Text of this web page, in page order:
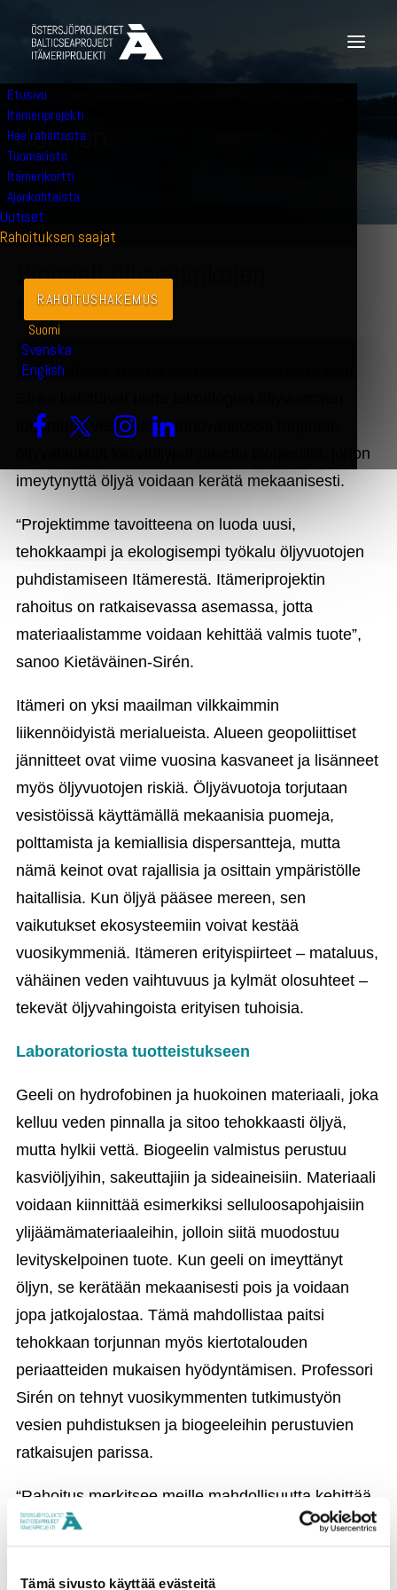
Tämä sivusto käyttää evästeitä
Etusivu
Itämeriprojekti
Hae rahoitusta
Tuomaristo
Itämerikortti
Ajankohtaista
Uutiset
Rahoituksen saajat
RAHOITUSHAKEMUS
Suomi
Svenska
English
4.9.2025
Uutine
Biogeeli öljyvahinkojen
torjuntaan
Tutkijatohtorit
torjuntaan vesistöistä. Innovaatiossa torjutaan
öljyvahinkoja kasviöljypohjaisella biogeelillä, johon
imeytynyttä öljyä voidaan kerätä mekaanisesti.
“Projektimme tavoitteena on luoda uusi,
tehokkaampi ja ekologisempi työkalu öljyvuotojen
puhdistamiseen Itämerestä. Itämeriprojektin
rahoitus on ratkaisevassa asemassa, jotta
materiaalistamme voidaan kehittää valmis tuote”,
sanoo Kietäväinen-Sirén.
Itämeri on yksi maailman vilkkaimmin
liikennöidyistä merialueista. Alueen geopoliittiset
jännitteet ovat viime vuosina kasvaneet ja lisänneet
myös öljyvuotojen riskiä. Öljyävuotoja torjutaan
vesistöissä käyttämällä mekaanisia puomeja,
polttamista ja kemiallisia dispersantteja, mutta
nämä keinot ovat rajallisia ja osittain ympäristölle
haitallisia. Kun öljyä pääsee mereen, sen
vaikutukset ekosysteemiin voivat kestää
vuosikymmeniä. Itämeren erityispiirteet – mataluus,
vähäinen veden vaihtuvuus ja kylmät olosuhteet –
tekevät öljyvahingoista erityisen tuhoisia.
Laboratoriosta tuotteistukseen
Geeli on hydrofobinen ja huokoinen materiaali, joka
kelluu veden pinnalla ja sitoo tehokkaasti öljyä,
mutta hylkii vettä. Biogeelin valmistus perustuu
kasviöljyihin, sakeuttajiin ja sideaineisiin. Materiaali
voidaan kiinnittää esimerkiksi selluloosapohjaisiin
ylijäämämateriaaleihin, jolloin siitä muodostuu
levityskelpoinen tuote. Kun geeli on imeyttänyt
öljyn, se kerätään mekaanisesti pois ja voidaan
jopa jatkojalostaa. Tämä mahdollistaa paitsi
tehokkaan torjunnan myös kiertotalouden
periaatteiden mukaisen hyödyntämisen. Professori
Sirén on tehnyt vuosikymmenten tutkimustyön
vesien puhdistuksen ja biogeeleihin perustuvien
ratkaisujen parissa.
“Rahoitus merkitsee meille mahdollisuutta kehittää
laboratoriotestatusta ideasta käyttöönottovalmis
tuote. Ilman rahoitusta tämä ei olisi ollut
mahdollista”, sanoo Sirén.